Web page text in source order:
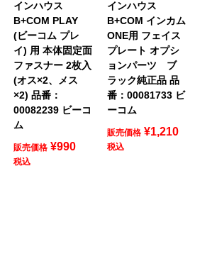
インハウス
B+COM PLAY
(ビーコム プレ
イ) 用 本体固定面
ファスナー 2枚入
(オス×2、メス
×2) 品番：
00082239 ビーコ
ム
販売価格 ¥990
税込
インハウス
B+COM インカム
ONE用 フェイス
プレート オプシ
ョンパーツ ブ
ラック純正品 品
番：00081733 ビ
ーコム
販売価格 ¥1,210
税込